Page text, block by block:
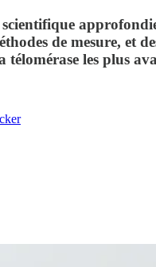
de mesure, et
télomérase les plus